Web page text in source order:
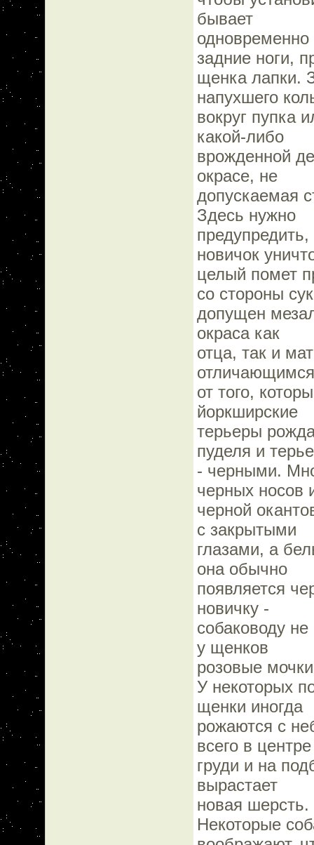
бывает
одновременно
задние ноги,
щенка лапки.
напухшего
вокруг пупка
какой-либо
врожденной
окрасе, не
допускаемая
Здесь нужно
новичок
целый помет
со стороны
допущен
окраса как
отца, так и
отличающимся
от того,
йоркширские
терьеры
пуделя и
- черными.
черных носов
черной
с закрытыми
глазами, а
она обычно
появляется
новичку -
собаководу
у щенков
розовые
У некоторых
щенки иногда
рожаются с
всего в центре
груди и на
вырастает
новая шерсть.
Некоторые